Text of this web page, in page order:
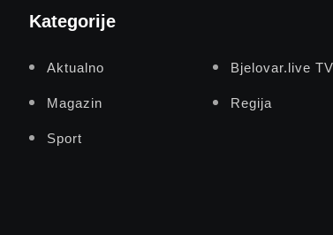
Kategorije
Aktualno Bjelovar.live TV
Magazin Regija
Sport